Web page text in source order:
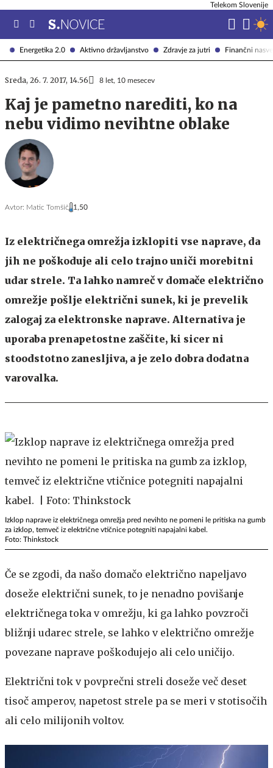
Energetika 2.0 Aktivno državljanstvo Zdravje za jutri Finančni
Telekom Slovenije
Sreda, 26. 7. 2017, 14.56 8 let, 10 mesecev
Kaj je pametno narediti, ko na
nebu vidimo nevihtne oblake
Avtor: Matic Tomšič 1,50
Iz električnega omrežja izklopiti vse naprave, da
jih ne poškoduje ali celo trajno uniči morebitni
udar strele. Ta lahko namreč v domače električno
omrežje pošlje električni sunek, ki je prevelik
zalogaj za elektronske naprave. Alternativa je
uporaba prenapetostne zaščite, ki sicer ni
stoodstotno zanesljiva, a je zelo dobra dodatna
varovalka.
Izklop naprave iz električnega omrežja pred nevihto ne pomeni le pritiska na gumb
za izklop, temveč iz električne vtičnice potegniti napajalni kabel.
Foto: Thinkstock
Če se zgodi, da našo domačo električno napeljavo
doseže električni sunek, to je nenadno povišanje
električnega toka v omrežju, ki ga lahko povzroči
bližnji udarec strele, se lahko v električno omrežje
povezane naprave poškodujejo ali celo uničijo.
Električni tok v povprečni streli doseže več deset
tisoč amperov, napetost strele pa se meri v stotisočih
ali celo milijonih voltov.